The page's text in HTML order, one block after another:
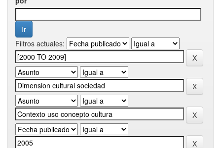
Filtros actuales: